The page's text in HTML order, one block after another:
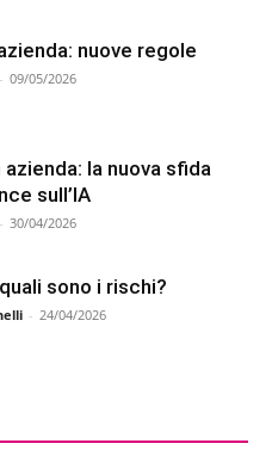
nuove regole
- 09/05/2026
azienda: la nuova sfida
sull’IA
- 30/04/2026
sono i rischi?
- 24/04/2026